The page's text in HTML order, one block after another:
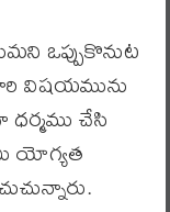
ఒప్పుకొనుట
విషయమును
చేసి
యోగ్యత